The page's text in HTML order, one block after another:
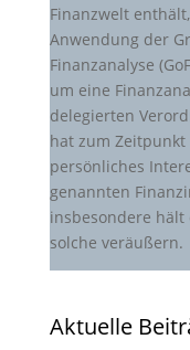
Finanzwelt
Anwendung der
Finanzanalyse
um eine
delegierten
hat zum Zeitpunkt
persönliches
genannten
insbesondere hält
solche veräußern.
Aktuelle